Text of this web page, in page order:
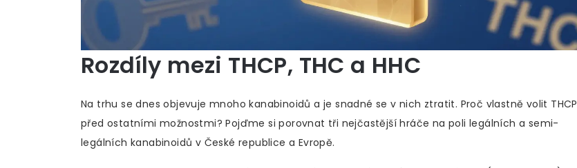
Rozdíly mezi THCP, THC a HHC
Na trhu se dnes objevuje mnoho kanabinoidů a je snadné se v nich ztratit. Proč vlastně volit THCP
před ostatními možnostmi? Pojďme si porovnat tři nejčastější hráče na poli legálních a semi-
legálních kanabinoidů v České republice a Evropě.